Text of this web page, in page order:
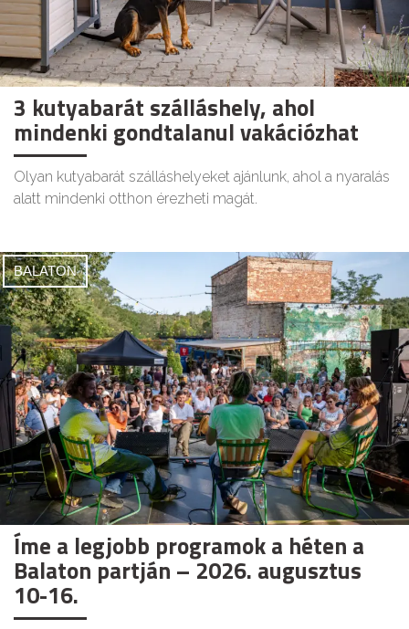
3 kutyabarát szálláshely, ahol
mindenki gondtalanul vakációzhat
Olyan kutyabarát szálláshelyeket ajánlunk, ahol a nyaralás
alatt mindenki otthon érezheti magát.
BALATON
Íme a legjobb programok a héten a
Balaton partján – 2026. augusztus
10-16.